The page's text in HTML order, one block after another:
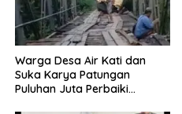
Warga Desa Air Kati dan
Suka Karya Patungan
Puluhan Juta Perbaiki